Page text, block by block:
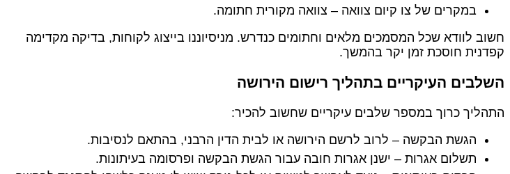
במקרים של צו קיום צוואה – צוואה מקורית חתומה.
חשוב לוודא שכל המסמכים מלאים וחתומים כנדרש. מניסיוננו בייצוג לקוחות, בדיקה מקדימה
קפדנית חוסכת זמן יקר בהמשך.
השלבים העיקריים בתהליך רישום הירושה
התהליך כרוך במספר שלבים עיקריים שחשוב להכיר:
הגשת הבקשה – לרוב לרשם הירושה או לבית הדין הרבני, בהתאם לנסיבות.
תשלום אגרות – ישנן אגרות חובה עבור הגשת הבקשה ופרסומה בעיתונות.